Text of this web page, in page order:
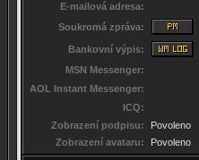
E-mailová adresa:
Soukromá zpráva:
Bankovní výpis:
MSN Messenger:
AOL Instant Messenger:
ICQ:
Zobrazení podpisu:
Povoleno
Zobrazení avataru:
Povoleno